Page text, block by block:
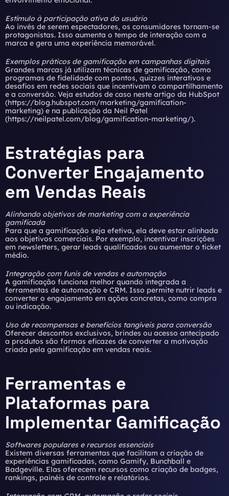
Estímulo à participação ativa do usuário
Ao invés de serem espectadores, os consumidores tornam-se
protagonistas. Isso aumenta o tempo de interação com a
marca e gera uma experiência memorável.
Exemplos práticos de gamificação em campanhas digitais
Grandes marcas já utilizam técnicas de gamificação, como
programas de fidelidade com pontos, quizzes interativos e
desafios em redes sociais que incentivam o compartilhamento
e a conversão. Veja estudos de caso neste artigo da HubSpot
(https://blog.hubspot.com/marketing/gamification-
marketing) e na publicação da Neil Patel
(https://neilpatel.com/blog/gamification-marketing/).
Estratégias para
Converter Engajamento
em Vendas Reais
Alinhando objetivos de marketing com a experiência
gamificada
Para que a gamificação seja efetiva, ela deve estar alinhada
aos objetivos comerciais. Por exemplo, incentivar inscrições
em newsletters, gerar leads qualificados ou aumentar o ticket
médio.
Integração com funis de vendas e automação
A gamificação funciona melhor quando integrada a
ferramentas de automação e CRM. Isso permite nutrir leads e
converter o engajamento em ações concretas, como compra
ou indicação.
Uso de recompensas e benefícios tangíveis para conversão
Oferecer descontos exclusivos, brindes ou acesso antecipado
a produtos são formas eficazes de converter a motivação
criada pela gamificação em vendas reais.
Ferramentas e
Plataformas para
Implementar Gamificação
Softwares populares e recursos essenciais
Existem diversas ferramentas que facilitam a criação de
experiências gamificadas, como Gamify, Bunchball e
Badgeville. Elas oferecem recursos como criação de badges,
rankings, painéis de controle e relatórios.